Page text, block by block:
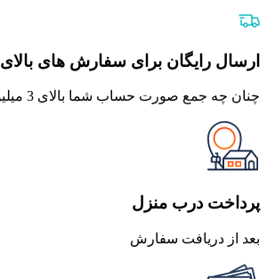
ارسال رایگان برای سفارش های بالای 3 میلیون تومان
چنان چه جمع صورت حساب شما بالای 3 میلیون تومان شود هزینه پست برای شما به صورت رایگان محاصبه خواهد شد.
پرداخت درب منزل
بعد از دریافت سفارش